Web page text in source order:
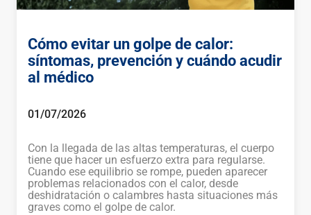
Cómo evitar un golpe de calor:
síntomas, prevención y cuándo acudir
al médico
01/07/2026
Con la llegada de las altas temperaturas, el cuerpo
tiene que hacer un esfuerzo extra para regularse.
Cuando ese equilibrio se rompe, pueden aparecer
problemas relacionados con el calor, desde
deshidratación o calambres hasta situaciones más
graves como el golpe de calor.